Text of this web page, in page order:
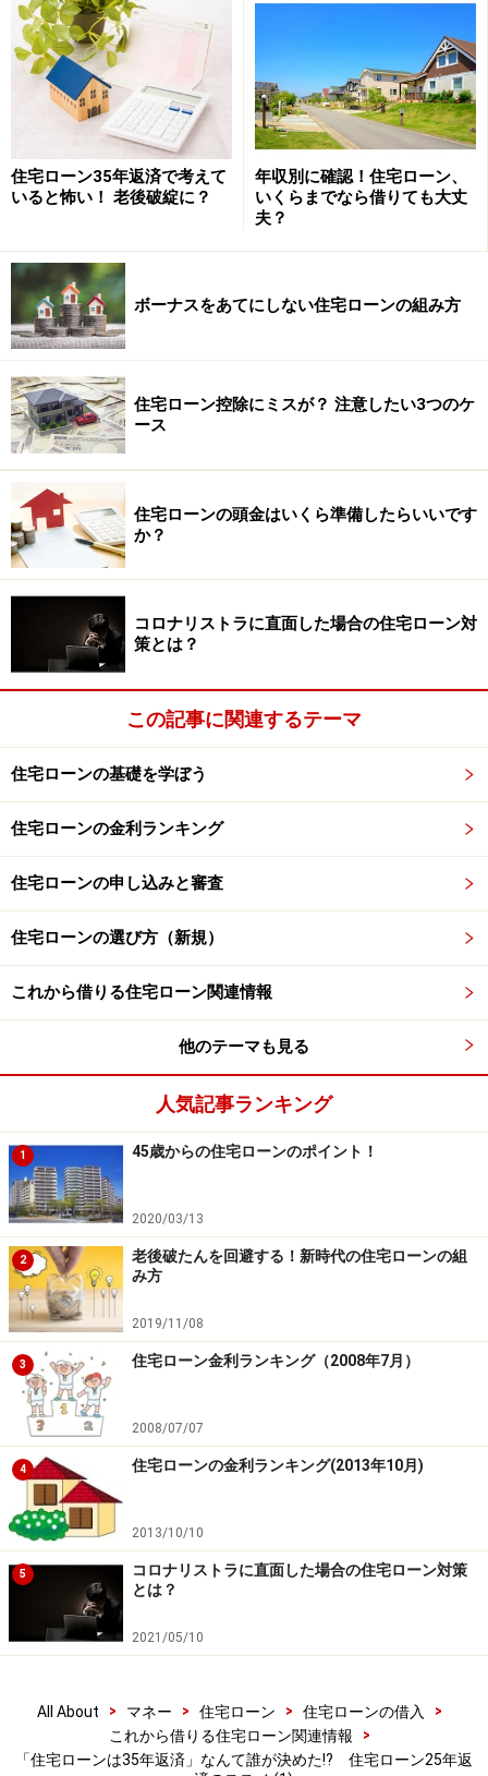
住宅ローン35年返済で考えて
いると怖い！ 老後破綻に？
年収別に確認！住宅ローン、
いくらまでなら借りても大丈
夫？
ボーナスをあてにしない住宅ローンの組み方
住宅ローン控除にミスが？ 注意したい3つのケ
ース
住宅ローンの頭金はいくら準備したらいいです
か？
コロナリストラに直面した場合の住宅ローン対
策とは？
この記事に関連するテーマ
住宅ローンの基礎を学ぼう
住宅ローンの金利ランキング
住宅ローンの申し込みと審査
住宅ローンの選び方（新規）
これから借りる住宅ローン関連情報
他のテーマも見る
人気記事ランキング
1 45歳からの住宅ローンのポイント！
2020/03/13
2
老後破たんを回避する！新時代の住宅ローンの組
み方
2019/11/08
3 住宅ローン金利ランキング（2008年7月）
2008/07/07
4 住宅ローンの金利ランキング(2013年10月)
2013/10/10
5
コロナリストラに直面した場合の住宅ローン対策
とは？
2021/05/10
All About > マネー > 住宅ローン > 住宅ローンの借入
>
これから借りる住宅ローン関連情報
>
「住宅ローンは35年返済」なんて誰が決めた!? 住宅ローン25年返